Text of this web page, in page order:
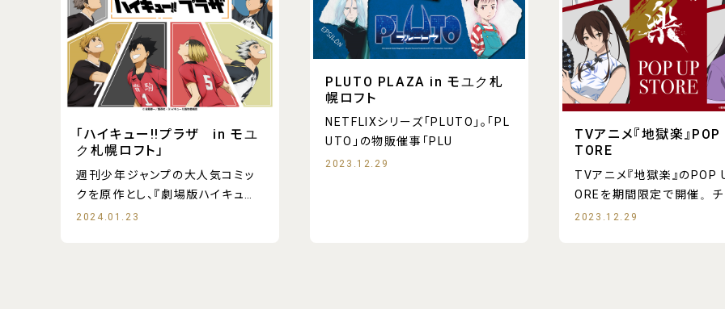
「ハイキュー!!プラザ in モユ
ク札幌ロフト」
週刊少年ジャンプの大人気コミッ
クを原作とし、『劇場版ハイキュ
ー!! ゴ
2024.01.23
PLUTO PLAZA in モユク札
幌ロフト
NETFLIXシリーズ「PLUTO」。「PL
UTO」の物販催事「PLU
2023.12.29
TVアニメ『地獄楽』
TORE
TVアニメ『地獄楽』のPOP
OREを期間限定で開催。チ
2023.12.29